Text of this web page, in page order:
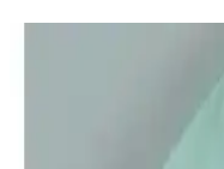
Varol Dama ve Varol
Karşılaştırması ve
Bu makalede, Varol Dama
kullanıcı deneyimleri ve